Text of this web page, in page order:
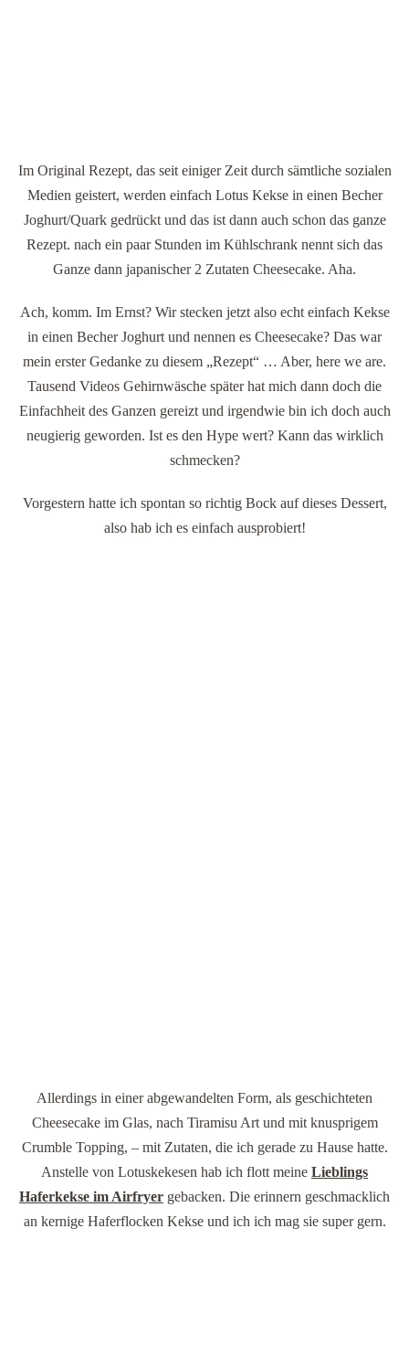
Im Original Rezept, das seit einiger Zeit durch sämtliche sozialen
Medien geistert, werden einfach Lotus Kekse in einen Becher
Joghurt/Quark gedrückt und das ist dann auch schon das ganze
Rezept. nach ein paar Stunden im Kühlschrank nennt sich das
Ganze dann japanischer 2 Zutaten Cheesecake. Aha.
Ach, komm. Im Ernst? Wir stecken jetzt also echt einfach Kekse
in einen Becher Joghurt und nennen es Cheesecake? Das war
mein erster Gedanke zu diesem „Rezept“ … Aber, here we are.
Tausend Videos Gehirnwäsche später hat mich dann doch die
Einfachheit des Ganzen gereizt und irgendwie bin ich doch auch
neugierig geworden. Ist es den Hype wert? Kann das wirklich
schmecken?
Vorgestern hatte ich spontan so richtig Bock auf dieses Dessert,
also hab ich es einfach ausprobiert!
Allerdings in einer abgewandelten Form, als geschichteten
Cheesecake im Glas, nach Tiramisu Art und mit knusprigem
Crumble Topping, – mit Zutaten, die ich gerade zu Hause hatte.
Anstelle von Lotuskekesen hab ich flott meine Lieblings
Haferkekse im Airfryer gebacken. Die erinnern geschmacklich
an kernige Haferflocken Kekse und ich ich mag sie super gern.